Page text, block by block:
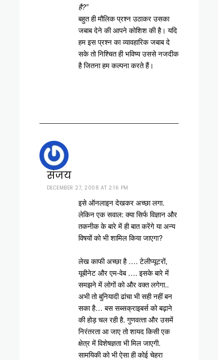
है?”
बहुत ही मौलिक प्रश्न उठाकर उसका
जबाब देने की आपने कोशिश की है। यदि
हम इस प्रश्न का व्यावहारिक जबाब दे
सके तो निश्चित ही भविष्य उससे नजदीक
है जितना हम कल्पना करते हैं।
संजय
DECEMBER 27, 2008 AT 2:16 PM
इसे ऑनलाइन देखकर अच्‍छा लगा.
लेकिन एक सवाल: क्‍या सिर्फ विज्ञान और
तकनीक के बारे में ही बात करेंगे या अन्‍य
विषयों को भी शामिल किया जाएगा?
लेख काफी अच्‍छा है …. टेलीप्यूटरों,
यूबीनेट और एम-वेब …. इसके बारे में
समझने में लोगों को और वक्‍त लगेगा..
अभी तो बुनियादी ढांचा भी सही नहीं बन
सका है… बस सब्‍सक्राइबर्स को बढ़ाने
की होड़ चल रही है. गुणवत्‍ता और उसमें
निरंतरता आ जाए तो शायद किसी एक
क्षेत्र में विशेषज्ञता भी मिल जाएगी.
सामयिकी को भी ऐसा ही कोई चेहरा